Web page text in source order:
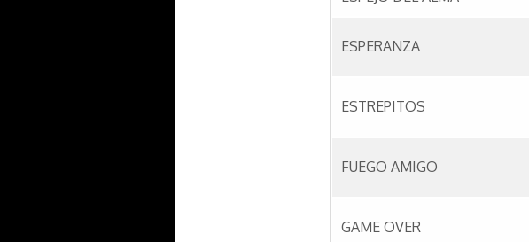
ESPERANZA
ESTREPITOS
FUEGO AMIGO
GAME OVER